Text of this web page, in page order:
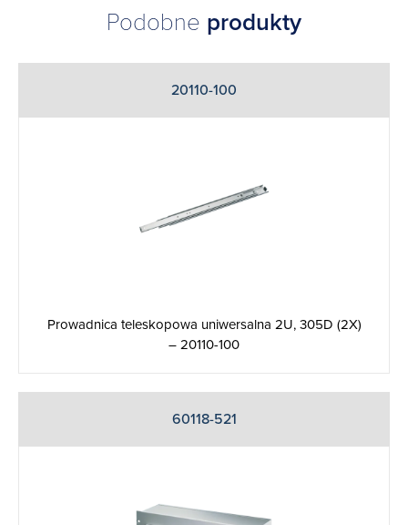
Podobne produkty
20110-100
Prowadnica teleskopowa uniwersalna 2U, 305D (2X)
– 20110-100
60118-521